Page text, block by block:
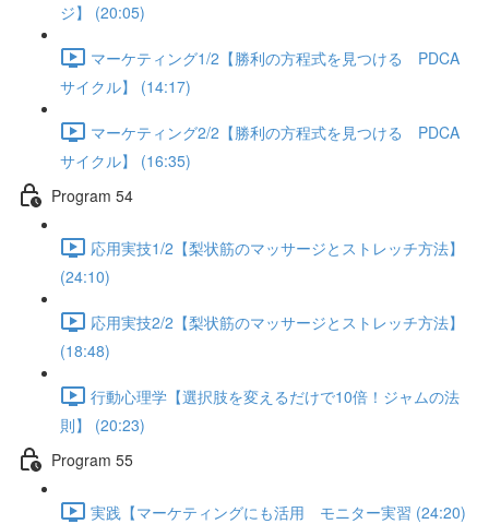
ジ】 (20:05)
マーケティング1/2【勝利の方程式を見つける PDCA
サイクル】 (14:17)
マーケティング2/2【勝利の方程式を見つける PDCA
サイクル】 (16:35)
Program 54
応用実技1/2【梨状筋のマッサージとストレッチ方法】
(24:10)
応用実技2/2【梨状筋のマッサージとストレッチ方法】
(18:48)
行動心理学【選択肢を変えるだけで10倍！ジャムの法
則】 (20:23)
Program 55
実践【マーケティングにも活用 モニター実習 (24:20)